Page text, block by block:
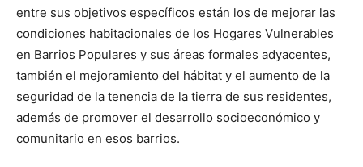
entre sus objetivos específicos están los de mejorar las
condiciones habitacionales de los Hogares Vulnerables
en Barrios Populares y sus áreas formales adyacentes,
también el mejoramiento del hábitat y el aumento de la
seguridad de la tenencia de la tierra de sus residentes,
además de promover el desarrollo socioeconómico y
comunitario en esos barrios.